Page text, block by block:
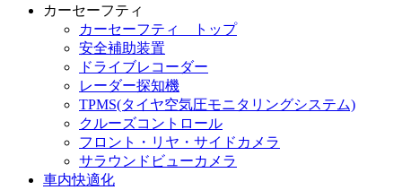
カーセーフティ
カーセーフティ トップ
安全補助装置
ドライブレコーダー
レーダー探知機
TPMS(タイヤ空気圧モニタリングシステム)
クルーズコントロール
フロント・リヤ・サイドカメラ
サラウンドビューカメラ
車内快適化